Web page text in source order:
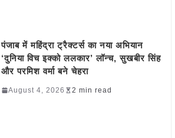
पंजाब में महिंद्रा ट्रैक्टर्स का नया अभियान
‘दुनिया विच इक्को ललकार’ लॉन्च, सुखबीर सिंह
और परमिश वर्मा बने चेहरा
August 4, 2026 2 min read